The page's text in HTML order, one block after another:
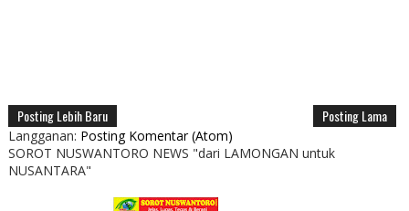
Posting Lebih Baru Posting Lama
Langganan: Posting Komentar (Atom)
SOROT NUSWANTORO NEWS "dari LAMONGAN untuk
NUSANTARA"